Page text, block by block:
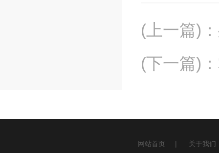
(上一篇) ：
(下一篇) ：
网站首页 | 关于我们